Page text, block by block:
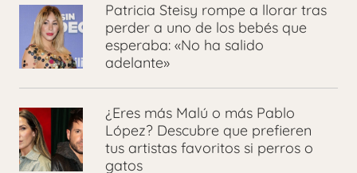
Patricia Steisy rompe a llorar tras
perder a uno de los bebés que
esperaba: «No ha salido
adelante»
¿Eres más Malú o más Pablo
López? Descubre que prefieren
tus artistas favoritos si perros o
gatos